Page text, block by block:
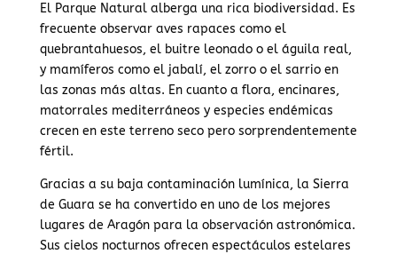
El Parque Natural alberga una rica biodiversidad. Es
frecuente observar aves rapaces como el
quebrantahuesos, el buitre leonado o el águila real,
y mamíferos como el jabalí, el zorro o el sarrio en
las zonas más altas. En cuanto a flora, encinares,
matorrales mediterráneos y especies endémicas
crecen en este terreno seco pero sorprendentemente
fértil.
Gracias a su baja contaminación lumínica, la Sierra
de Guara se ha convertido en uno de los mejores
lugares de Aragón para la observación astronómica.
Sus cielos nocturnos ofrecen espectáculos estelares